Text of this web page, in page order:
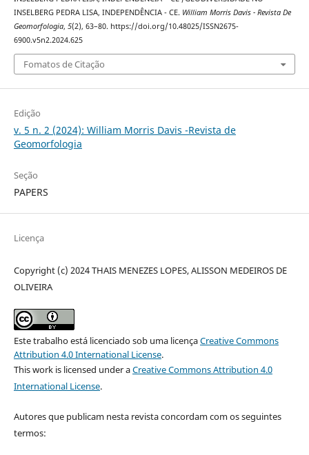
INSELBERG PEDRA LISA, INDEPENDÊNCIA - CE. William Morris Davis - Revista De
Geomorfologia, 5(2), 63–80. https://doi.org/10.48025/ISSN2675-
6900.v5n2.2024.625
Fomatos de Citação
Edição
v. 5 n. 2 (2024): William Morris Davis -Revista de
Geomorfologia
Seção
PAPERS
Licença
Copyright (c) 2024 THAIS MENEZES LOPES, ALISSON MEDEIROS DE
OLIVEIRA
Este trabalho está licenciado sob uma licençaCreative Commons
Attribution 4.0 International License.
This work is licensed under aCreative Commons Attribution 4.0
International License.
Autores que publicam nesta revista concordam com os seguintes
termos: